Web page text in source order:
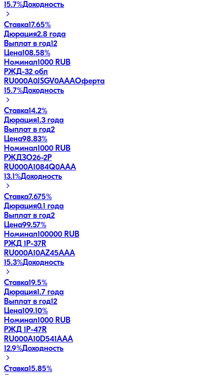
15.7%Доходность
Ставка17.65%
Дюрация2.8 года
Выплат в год12
Цена108.58%
Номинал1000 RUB
РЖД-32 обл
RU000A0JSGV0AAAОферта
15.7%Доходность
Ставка14.2%
Дюрация1.3 года
Выплат в год2
Цена98.83%
Номинал1000 RUB
РЖДЗО26-2Р
RU000A1084Q0AAA
13.1%Доходность
Ставка7.675%
Дюрация0.1 года
Выплат в год2
Цена99.57%
Номинал100000 RUB
РЖД 1Р-37R
RU000A10AZ45AAA
15.3%Доходность
Ставка19.5%
Дюрация1.7 года
Выплат в год12
Цена109.10%
Номинал1000 RUB
РЖД 1Р-47R
RU000A10D541AAA
12.9%Доходность
Ставка15.85%